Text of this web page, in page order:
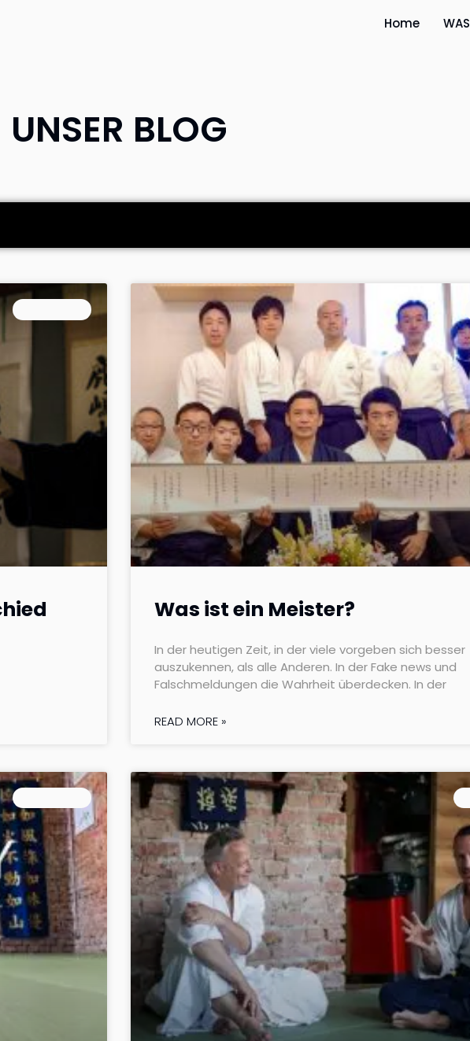
Home WAS
UNSER BLOG
Was ist ein Meister?
In der heutigen Zeit, in der viele vorgeben sich besser
auszukennen, als alle Anderen. In der Fake news und
Falschmeldungen die Wahrheit überdecken. In der
READ MORE »